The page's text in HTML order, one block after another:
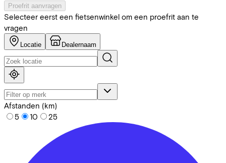
Proefrit aanvragen
Selecteer eerst een fietsenwinkel om een proefrit aan te
vragen
Locatie Dealernaam
Afstanden (km)
5
10 25